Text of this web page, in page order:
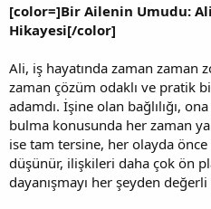
[color=]Bir Ailenin Umudu:
Hikayesi[/color]
Ali, iş hayatında zaman zaman
zaman çözüm odaklı ve pratik
adamdı. İşine olan bağlılığı,
bulma konusunda her zaman
ise tam tersine, her olayda
düşünür, ilişkileri daha çok ön
dayanışmayı her şeyden